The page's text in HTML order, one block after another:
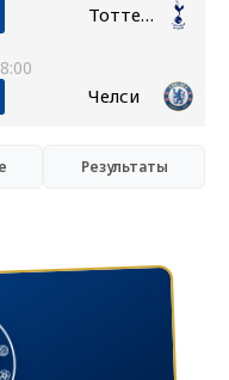
Тоттенхэм
Челси
Результаты